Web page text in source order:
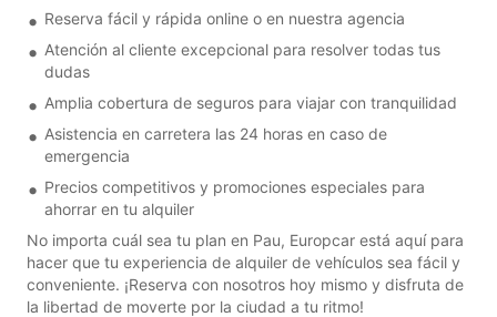
Reserva fácil y rápida online o en nuestra agencia
Atención al cliente excepcional para resolver todas tus
dudas
Amplia cobertura de seguros para viajar con tranquilidad
Asistencia en carretera las 24 horas en caso de
emergencia
Precios competitivos y promociones especiales para
ahorrar en tu alquiler
No importa cuál sea tu plan en Pau, Europcar está aquí para
hacer que tu experiencia de alquiler de vehículos sea fácil y
conveniente. ¡Reserva con nosotros hoy mismo y disfruta de
la libertad de moverte por la ciudad a tu ritmo!